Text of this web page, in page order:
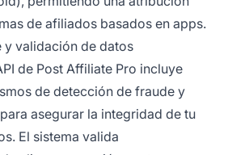
de afiliados basados en apps.
y validación de datos
de Post Affiliate Pro incluye
de detección de fraude y
asegurar la integridad de tu
El sistema valida